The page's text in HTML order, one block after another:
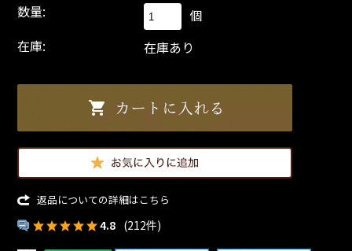
数量:
個
在庫:
在庫あり
返品についての詳細はこちら
4.8 (212件)